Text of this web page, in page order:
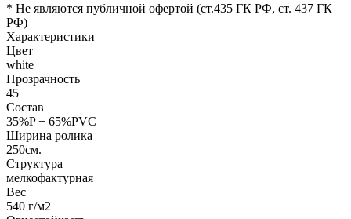
* Не являются публичной офертой (ст.435 ГК РФ, cт. 437 ГК
РФ)
Характеристики
Цвет
white
Прозрачность
45
Состав
35%P + 65%PVC
Ширина ролика
250см.
Структура
мелкофактурная
Вес
540 г/м2